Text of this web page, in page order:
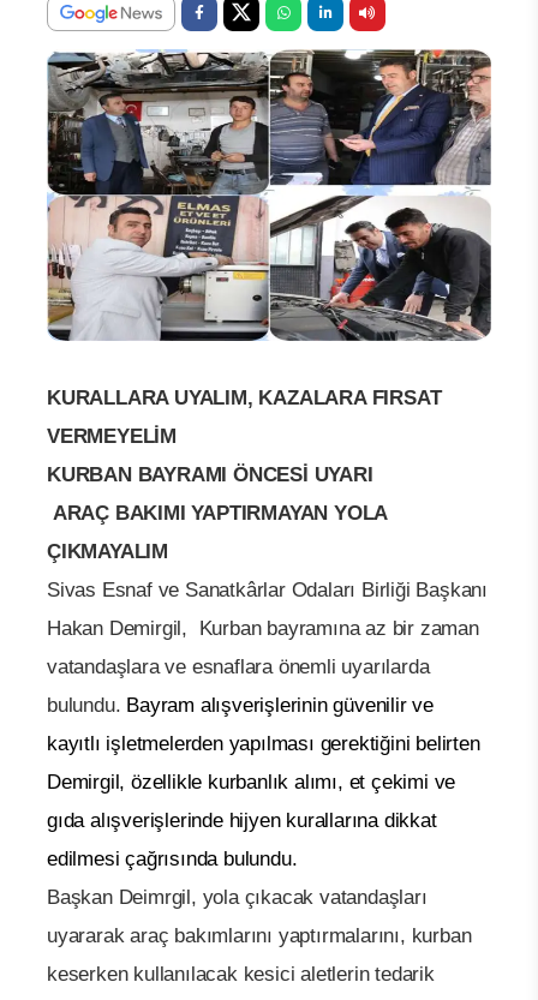
KURALLARA UYALIM, KAZALARA FIRSAT
VERMEYELİM
KURBAN BAYRAMI ÖNCESİ UYARI
ARAÇ BAKIMI YAPTIRMAYAN YOLA
ÇIKMAYALIM
Sivas Esnaf ve Sanatkârlar Odaları Birliği Başkanı
Hakan Demirgil, Kurban bayramına az bir zaman
vatandaşlara ve esnaflara önemli uyarılarda
bulundu. Bayram alışverişlerinin güvenilir ve
kayıtlı işletmelerden yapılması gerektiğini belirten
Demirgil, özellikle kurbanlık alımı, et çekimi ve
gıda alışverişlerinde hijyen kurallarına dikkat
edilmesi çağrısında bulundu.
Başkan Deimrgil, yola çıkacak vatandaşları
uyararak araç bakımlarını yaptırmalarını, kurban
keserken kullanılacak kesici aletlerin tedarik